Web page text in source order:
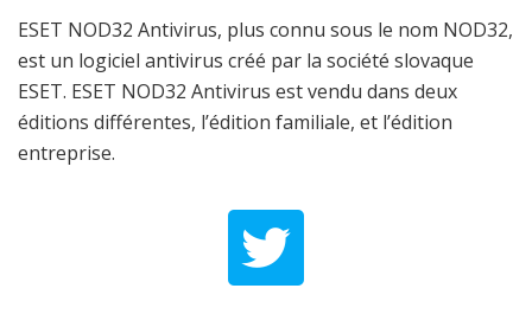
ESET NOD32 Antivirus, plus connu sous le nom NOD32,
est un logiciel antivirus créé par la société slovaque
ESET. ESET NOD32 Antivirus est vendu dans deux
éditions différentes, l’édition familiale, et l’édition
entreprise.